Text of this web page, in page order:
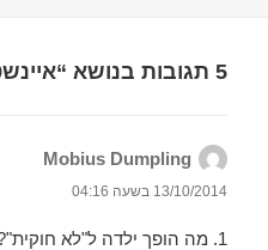
5 תגובות בנושא “איינשטיין, אהבה ו-386*”
Mobius Dumpling
13/10/2014 בשעה 04:16
1. מה הופך ילדה ל"לא